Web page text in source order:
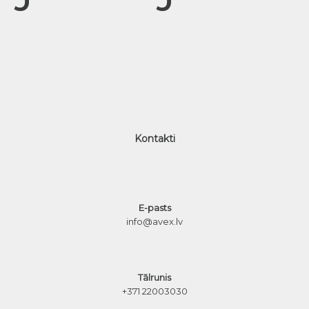
Kontakti
E-pasts
info@avex.lv
Tālrunis
+371 22003030